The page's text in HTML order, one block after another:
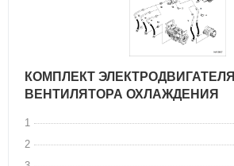
КОМПЛЕКТ ЭЛЕКТРОДВИГАТЕЛЯ
ВЕНТИЛЯТОРА ОХЛАЖДЕНИЯ
1
2